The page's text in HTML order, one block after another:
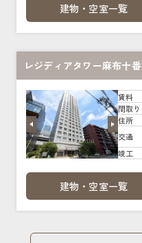
建物・空室一覧
レジディアタワー麻布十番
賃料
間取り
住所
交通
竣工
建物・空室一覧